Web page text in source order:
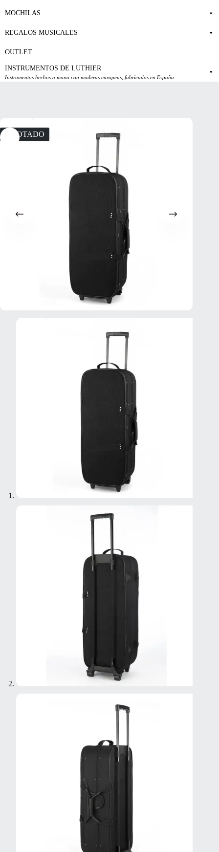
MOCHILAS
REGALOS MUSICALES
OUTLET
INSTRUMENTOS DE LUTHIER
Instrumentos hechos a mano con maderas europeas, fabricados en España.
AGOTADO